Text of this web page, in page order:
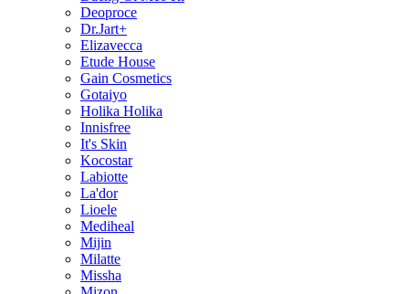
Deoproce
Dr.Jart+
Elizavecca
Etude House
Gain Cosmetics
Gotaiyo
Holika Holika
Innisfree
It's Skin
Kocostar
Labiotte
La'dor
Lioele
Mediheal
Mijin
Milatte
Missha